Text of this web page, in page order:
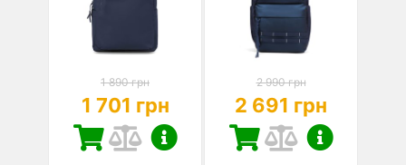
1 890 грн
1 701 грн
2 990 грн
2 691 грн